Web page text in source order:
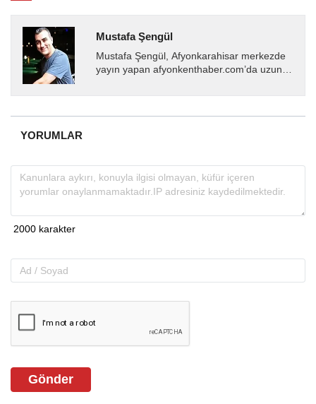
Mustafa Şengül
Mustafa Şengül, Afyonkarahisar merkezde
yayın yapan afyonkenthaber.com’da uzun
almakta, haber akışı...
YORUMLAR
Gönder